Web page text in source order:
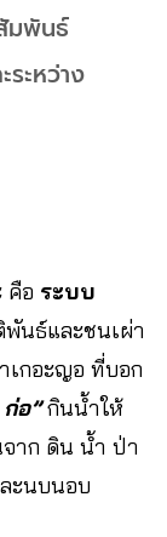
มพันธ์
ะหว่าง
คือ ระบบ
นธ์และชนเผ่า
เกอะญอ ที่บอก
อ”กินน้ำให้
าก ดิน น้ำ ป่า
ะนบนอบ